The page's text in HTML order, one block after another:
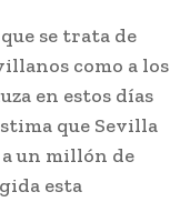
se trata de
como a los
en estos días
que Sevilla
un millón de
esta